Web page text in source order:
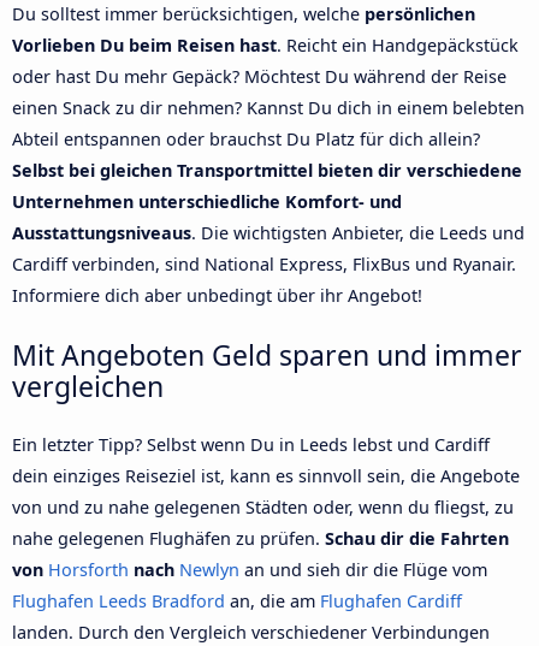
Du solltest immer berücksichtigen, welche persönlichen
Vorlieben Du beim Reisen hast. Reicht ein Handgepäckstück
oder hast Du mehr Gepäck? Möchtest Du während der Reise
einen Snack zu dir nehmen? Kannst Du dich in einem belebten
Abteil entspannen oder brauchst Du Platz für dich allein?
Selbst bei gleichen Transportmittel bieten dir verschiedene
Unternehmen unterschiedliche Komfort- und
Ausstattungsniveaus. Die wichtigsten Anbieter, die Leeds und
Cardiff verbinden, sind National Express, FlixBus und Ryanair.
Informiere dich aber unbedingt über ihr Angebot!
Mit Angeboten Geld sparen und immer
vergleichen
Ein letzter Tipp? Selbst wenn Du in Leeds lebst und Cardiff
dein einziges Reiseziel ist, kann es sinnvoll sein, die Angebote
von und zu nahe gelegenen Städten oder, wenn du fliegst, zu
nahe gelegenen Flughäfen zu prüfen. Schau dir die Fahrten
von Horsforth nach Newlyn an und sieh dir die Flüge vom
Flughafen Leeds Bradford an, die am Flughafen Cardiff
landen. Durch den Vergleich verschiedener Verbindungen